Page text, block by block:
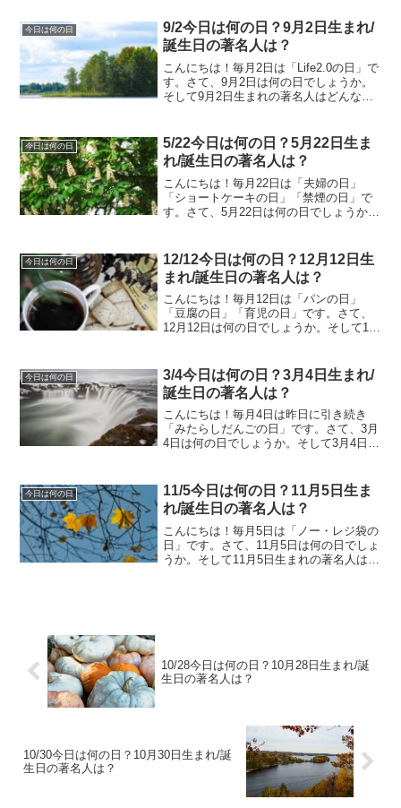
は？11月25日は何の日？ OLの日1...
今日は何の日
9/2今日は何の日？9月2日生まれ/
誕生日の著名人は？
こんにちは！毎月2日は「Life2.0の日」で
す。さて、9月2日は何の日でしょうか。
そして9月2日生まれの著名人はどんな人
は何の日？ 宝くじの日「く(9)じ(...
今日は何の日
5/22今日は何の日？5月22日生ま
れ/誕生日の著名人は？
こんにちは！毎月22日は「夫婦の日」
「ショートケーキの日」「禁煙の日」で
す。さて、5月22日は何の日でしょうか。
日？5月22日生まれ/誕生日の著名人は？5
月22日...
今日は何の日
12/12今日は何の日？12月12日生
まれ/誕生日の著名人は？
こんにちは！毎月12日は「パンの日」
「豆腐の日」「育児の日」です。さて、
12月12日は何の日でしょうか。そして12
12日生まれ/誕生日の著名人は？12月12
日...
今日は何の日
3/4今日は何の日？3月4日生まれ/
誕生日の著名人は？
こんにちは！毎月4日は昨日に引き続き
「みたらしだんごの日」です。さて、3月
4日は何の日でしょうか。そして3月4日生
誕生日の著名人は？3月4日は何の日？バ
ウムクーヘ...
今日は何の日
11/5今日は何の日？11月5日生ま
れ/誕生日の著名人は？
こんにちは！毎月5日は「ノー・レジ袋の
日」です。さて、11月5日は何の日でしょ
うか。そして11月5日生まれの著名人はど
10/28今日は何の日？10月28日生まれ/誕
生日の著名人は？
10/30今日は何の日？10月30日生まれ/誕
生日の著名人は？